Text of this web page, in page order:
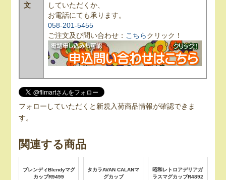
文
していただくか、
お電話にても承ります。
058-201-5455
ご注文及び問い合わせ： こちらクリック！
フォローしていただくと新規入荷商品情報が確認できま
す。
関連する商品
ブレンディBlendyマグ
カップR9499
タカラAVAN CALANマ
グカップ
昭和レトロアデリアガ
ラスマグカップR4892